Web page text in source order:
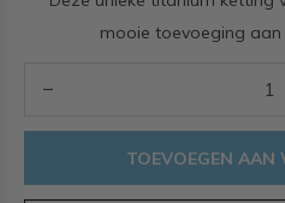
mooie toevoeging aan
TOEVOEGEN AAN